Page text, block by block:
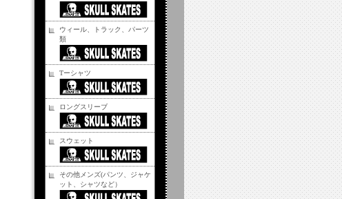
ウィール、トラック、パーツ
類
Tーシャツ
ロングスリーブ
スウェット
その他メンズ(パンツ、ジャケ
ット、シャツなど）